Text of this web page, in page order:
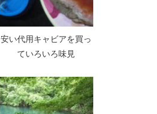
安い代用キャビアを買っ
ていろいろ味見